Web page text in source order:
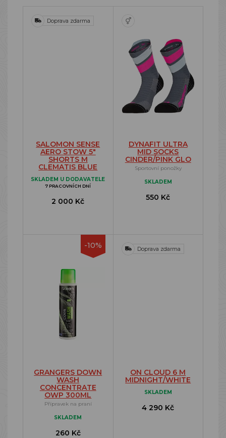
Doprava zdarma
SALOMON SENSE
AERO STOW 5"
SHORTS M
CLEMATIS BLUE
SKLADEM U DODAVATELE
7 PRACOVNÍCH DNÍ
2 000 Kč
DYNAFIT ULTRA
MID SOCKS
CINDER/PINK GLO
Sportovní ponožky
SKLADEM
550 Kč
-10%
GRANGERS DOWN
WASH
CONCENTRATE
OWP 300ML
Přípravek na praní
SKLADEM
260 Kč
Doprava zdarma
ON CLOUD 6 M
MIDNIGHT/WHITE
SKLADEM
4 290 Kč